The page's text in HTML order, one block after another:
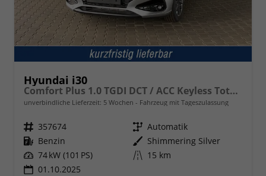
Hyundai i30
Comfort Plus 1.0 TGDI DCT / ACC Keyless Totwinkelassis. PDC V&H + Kamera Sitz Lenkradheizung LED Alu 17''
unverbindliche Lieferzeit: 5 Wochen Fahrzeug mit Tageszulassung
Fahrzeugnr. 357674 Getriebe Automatik
Kraftstoff Benzin Außenfarbe Shimmering Silver
Leistung 74 kW (101 PS) Kilometerstand 15 km
01.10.2025